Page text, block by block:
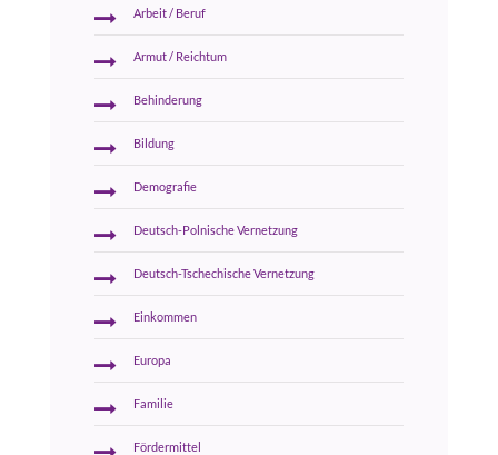
Arbeit / Beruf
Armut / Reichtum
Behinderung
Bildung
Demografie
Deutsch-Polnische Vernetzung
Deutsch-Tschechische Vernetzung
Einkommen
Europa
Familie
Fördermittel